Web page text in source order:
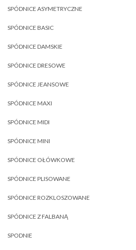
SPÓDNICE ASYMETRYCZNE
SPÓDNICE BASIC
SPÓDNICE DAMSKIE
SPÓDNICE DRESOWE
SPÓDNICE JEANSOWE
SPÓDNICE MAXI
SPÓDNICE MIDI
SPÓDNICE MINI
SPÓDNICE OŁÓWKOWE
SPÓDNICE PLISOWANE
SPÓDNICE ROZKLOSZOWANE
SPÓDNICE Z FALBANĄ
SPODNIE